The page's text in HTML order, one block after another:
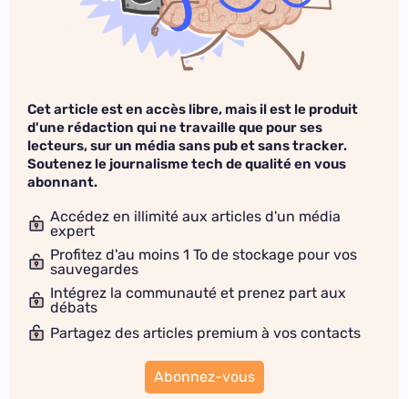
Cet article est en accès libre, mais il est le produit
d'une rédaction qui ne travaille que pour ses
lecteurs, sur un média sans pub et sans tracker.
Soutenez le journalisme tech de qualité en vous
abonnant.
Accédez en illimité aux articles d'un média
expert
Profitez d'au moins 1 To de stockage pour vos
sauvegardes
Intégrez la communauté et prenez part aux
débats
Partagez des articles premium à vos contacts
Abonnez-vous